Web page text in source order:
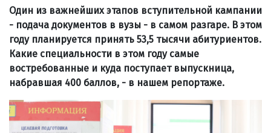
Один из важнейших этапов вступительной кампании
- подача документов в вузы - в самом разгаре. В этом
году планируется принять 53,5 тысячи абитуриентов.
Какие специальности в этом году самые
востребованные и куда поступает выпускница,
набравшая 400 баллов, - в нашем репортаже.